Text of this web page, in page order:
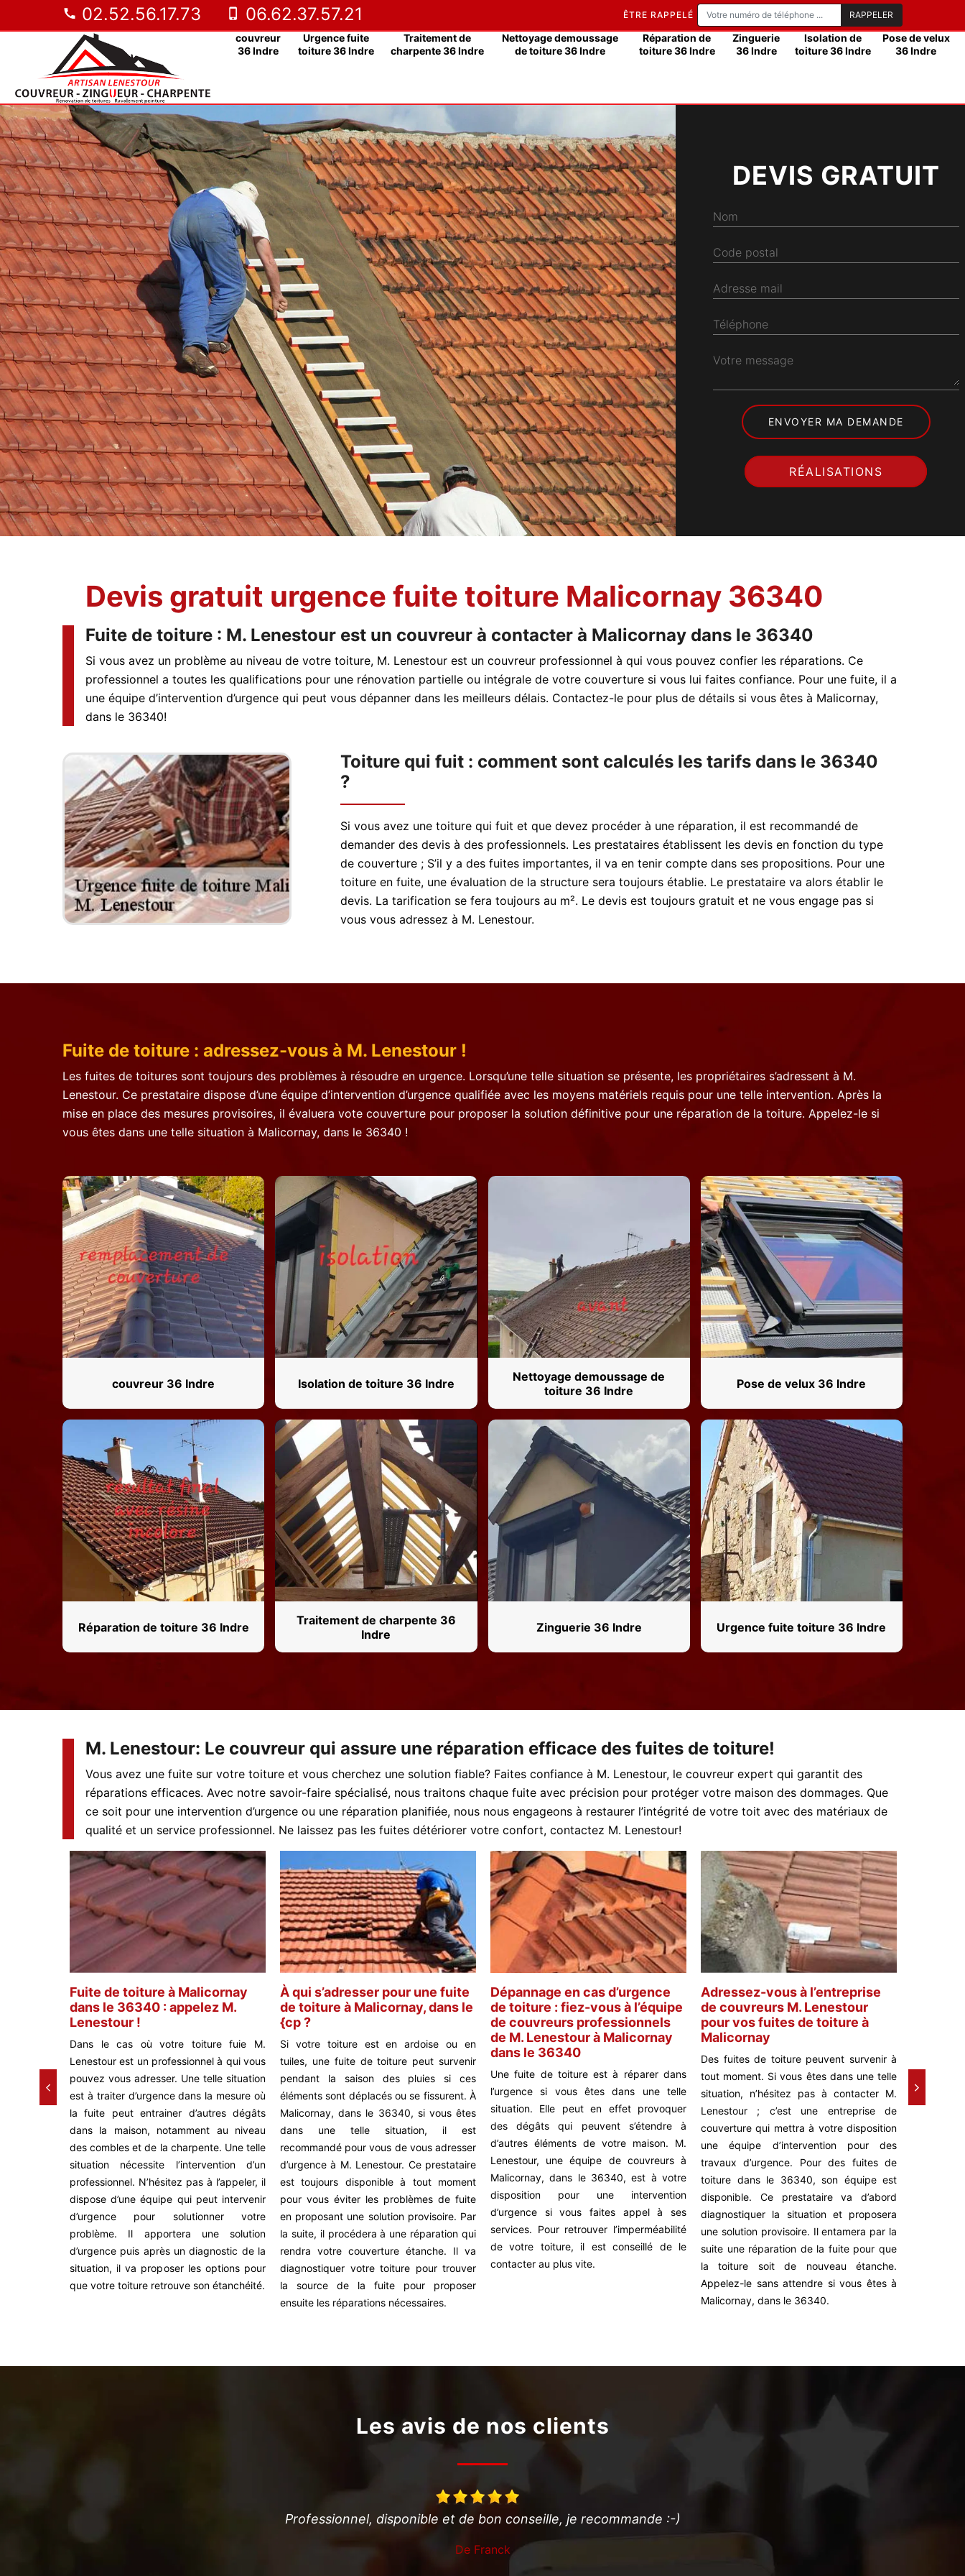
02.52.56.17.73 06.62.37.57.21 ÊTRE RAPPELÉ
couvreur
36 Indre
Urgence fuite
toiture 36 Indre
Traitement de
charpente 36 Indre
Nettoyage demoussage
de toiture 36 Indre
Réparation de
toiture 36 Indre
Zinguerie
36 Indre
Isolation de
toiture 36 Indre
Pose de velux
36 Indre
DEVIS GRATUIT
Nom
Code postal
Adresse mail
Téléphone
Votre message
RÉALISATIONS
Devis gratuit urgence fuite toiture Malicornay 36340
Fuite de toiture : M. Lenestour est un couvreur à contacter à Malicornay dans le 36340
Si vous avez un problème au niveau de votre toiture, M. Lenestour est un couvreur professionnel à qui vous pouvez confier les réparations. Ce
professionnel a toutes les qualifications pour une rénovation partielle ou intégrale de votre couverture si vous lui faites confiance. Pour une fuite, il a
une équipe d’intervention d’urgence qui peut vous dépanner dans les meilleurs délais. Contactez-le pour plus de détails si vous êtes à Malicornay,
dans le 36340!
Toiture qui fuit : comment sont calculés les tarifs dans le 36340
?
Si vous avez une toiture qui fuit et que devez procéder à une réparation, il est recommandé de
demander des devis à des professionnels. Les prestataires établissent les devis en fonction du type
de couverture ; S’il y a des fuites importantes, il va en tenir compte dans ses propositions. Pour une
toiture en fuite, une évaluation de la structure sera toujours établie. Le prestataire va alors établir le
devis. La tarification se fera toujours au m². Le devis est toujours gratuit et ne vous engage pas si
vous vous adressez à M. Lenestour.
Fuite de toiture : adressez-vous à M. Lenestour !
Les fuites de toitures sont toujours des problèmes à résoudre en urgence. Lorsqu’une telle situation se présente, les propriétaires s’adressent à M.
Lenestour. Ce prestataire dispose d’une équipe d’intervention d’urgence qualifiée avec les moyens matériels requis pour une telle intervention. Après la
mise en place des mesures provisoires, il évaluera vote couverture pour proposer la solution définitive pour une réparation de la toiture. Appelez-le si
vous êtes dans une telle situation à Malicornay, dans le 36340 !
couvreur 36 Indre Isolation de toiture 36 Indre
Nettoyage demoussage de
toiture 36 Indre
Pose de velux 36 Indre
Réparation de toiture 36 Indre
Traitement de charpente 36
Indre
Zinguerie 36 Indre Urgence fuite toiture 36 Indre
M. Lenestour: Le couvreur qui assure une réparation efficace des fuites de toiture!
Vous avez une fuite sur votre toiture et vous cherchez une solution fiable? Faites confiance à M. Lenestour, le couvreur expert qui garantit des
réparations efficaces. Avec notre savoir-faire spécialisé, nous traitons chaque fuite avec précision pour protéger votre maison des dommages. Que
ce soit pour une intervention d’urgence ou une réparation planifiée, nous nous engageons à restaurer l’intégrité de votre toit avec des matériaux de
qualité et un service professionnel. Ne laissez pas les fuites détériorer votre confort, contactez M. Lenestour!
vous de
Fuite de toiture à Malicornay
dans le 36340 : appelez M.
Lenestour !
Dans le cas où votre toiture fuie M.
Lenestour est un professionnel à qui vous
pouvez vous adresser. Une telle situation
est à traiter d’urgence dans la mesure où
la fuite peut entrainer d’autres dégâts
dans la maison, notamment au niveau
des combles et de la charpente. Une telle
situation nécessite l’intervention d’un
professionnel. N’hésitez pas à l’appeler, il
dispose d’une équipe qui peut intervenir
d’urgence pour solutionner votre
problème. Il apportera une solution
d’urgence puis après un diagnostic de la
situation, il va proposer les options pour
que votre toiture retrouve son étanchéité.
À qui s’adresser pour une fuite
de toiture à Malicornay, dans le
{cp ?
Si votre toiture est en ardoise ou en
tuiles, une fuite de toiture peut survenir
pendant la saison des pluies si ces
éléments sont déplacés ou se fissurent. À
Malicornay, dans le 36340, si vous êtes
dans une telle situation, il est
recommandé pour vous de vous adresser
d’urgence à M. Lenestour. Ce prestataire
est toujours disponible à tout moment
pour vous éviter les problèmes de fuite
en proposant une solution provisoire. Par
la suite, il procédera à une réparation qui
rendra votre couverture étanche. Il va
diagnostiquer votre toiture pour trouver
la source de la fuite pour proposer
ensuite les réparations nécessaires.
Dépannage en cas d’urgence
de toiture : fiez-vous à l’équipe
de couvreurs professionnels
de M. Lenestour à Malicornay
dans le 36340
Une fuite de toiture est à réparer dans
l’urgence si vous êtes dans une telle
situation. Elle peut en effet provoquer
des dégâts qui peuvent s’étendre à
d’autres éléments de votre maison. M.
Lenestour, une équipe de couvreurs à
Malicornay, dans le 36340, est à votre
disposition pour une intervention
d’urgence si vous faites appel à ses
services. Pour retrouver l’imperméabilité
de votre toiture, il est conseillé de le
contacter au plus vite.
Adressez-vous à l’entreprise
de couvreurs M. Lenestour
pour vos fuites de toiture à
Malicornay
Des fuites de toiture peuvent survenir à
tout moment. Si vous êtes dans une telle
situation, n’hésitez pas à contacter M.
Lenestour ; c’est une entreprise de
couverture qui mettra à votre disposition
une équipe d’intervention pour des
travaux d’urgence. Pour des fuites de
toiture dans le 36340, son équipe est
disponible. Ce prestataire va d’abord
diagnostiquer la situation et proposera
une solution provisoire. Il entamera par la
suite une réparation de la fuite pour que
la toiture soit de nouveau étanche.
Appelez-le sans attendre si vous êtes à
Malicornay, dans le 36340.
ou aux
Les avis de nos clients
Professionnel très efficace et disponible. Je conseille!
De Jerome